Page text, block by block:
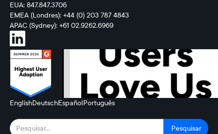
EUA: 847.847.3706
EMEA (Londres): +44 (0) 203 787 4843
APAC (Sydney): +61 02.9262.6969
EnglishDeutschEspañolPortuguês